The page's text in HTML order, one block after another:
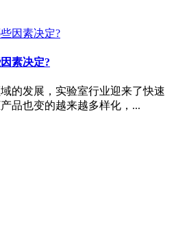
素决定?
发展，实验室行业迎来了快速
品也变的越来越多样化，...